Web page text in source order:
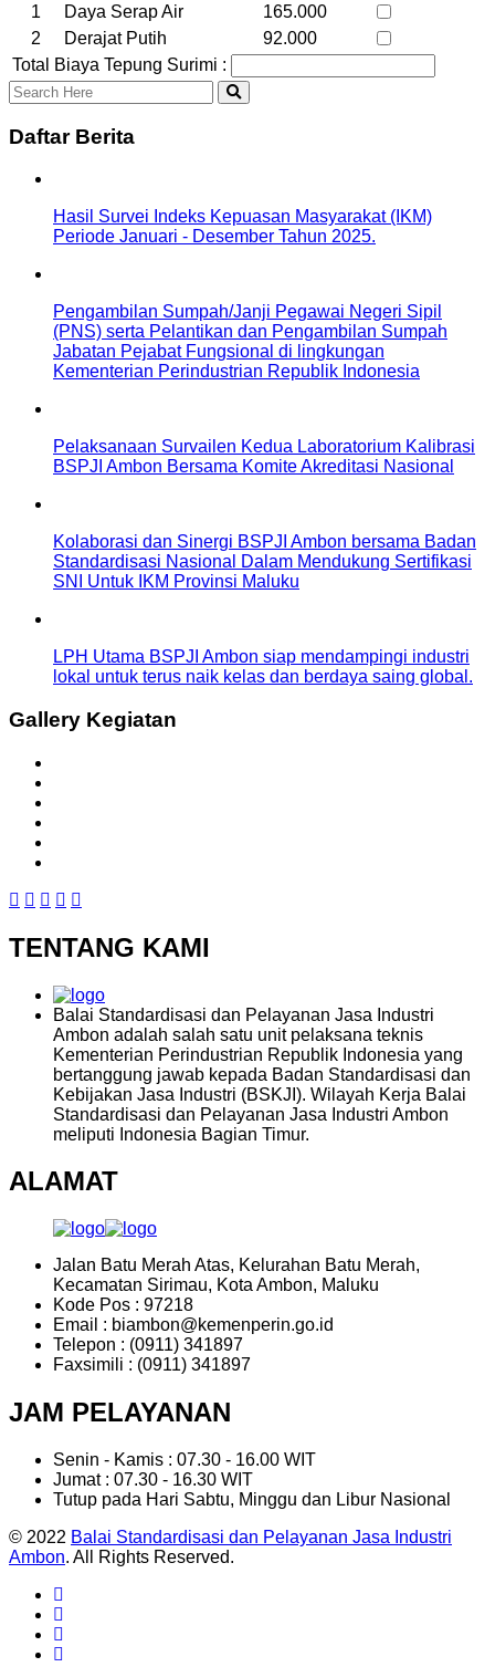
1
Daya Serap Air
165.000
2
Derajat Putih
92.000
Total Biaya Tepung Surimi :
Daftar Berita
Hasil Survei Indeks Kepuasan Masyarakat (IKM)
Periode Januari - Desember Tahun 2025.
Pengambilan Sumpah/Janji Pegawai Negeri Sipil
(PNS) serta Pelantikan dan Pengambilan Sumpah
Jabatan Pejabat Fungsional di lingkungan
Kementerian Perindustrian Republik Indonesia
Pelaksanaan Survailen Kedua Laboratorium Kalibrasi
BSPJI Ambon Bersama Komite Akreditasi Nasional
Kolaborasi dan Sinergi BSPJI Ambon bersama Badan
Standardisasi Nasional Dalam Mendukung Sertifikasi
SNI Untuk IKM Provinsi Maluku
LPH Utama BSPJI Ambon siap mendampingi industri
lokal untuk terus naik kelas dan berdaya saing global.
Gallery Kegiatan
TENTANG KAMI
Balai Standardisasi dan Pelayanan Jasa Industri
Ambon adalah salah satu unit pelaksana teknis
Kementerian Perindustrian Republik Indonesia yang
bertanggung jawab kepada Badan Standardisasi dan
Kebijakan Jasa Industri (BSKJI). Wilayah Kerja Balai
Standardisasi dan Pelayanan Jasa Industri Ambon
meliputi Indonesia Bagian Timur.
ALAMAT
Jalan Batu Merah Atas, Kelurahan Batu Merah,
Kecamatan Sirimau, Kota Ambon, Maluku
Kode Pos : 97218
Email : biambon@kemenperin.go.id
Telepon : (0911) 341897
Faxsimili : (0911) 341897
JAM PELAYANAN
Senin - Kamis : 07.30 - 16.00 WIT
Jumat : 07.30 - 16.30 WIT
Tutup pada Hari Sabtu, Minggu dan Libur Nasional
© 2022 Balai Standardisasi dan Pelayanan Jasa Industri
Ambon. All Rights Reserved.